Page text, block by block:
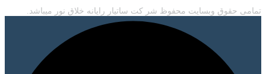
تمامی حقوق وبسایت محفوظ شر کت ساتیار رایانه خلاق نور میباشد.